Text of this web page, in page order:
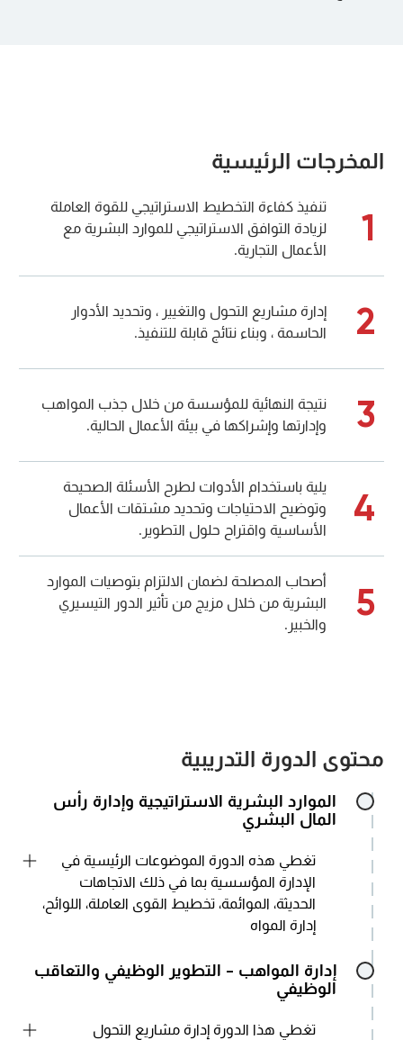
المخرجات الرئيسية
1
تنفيذ كفاءة التخطيط الاستراتيجي للقوة العاملة
لزيادة التوافق الاستراتيجي للموارد البشرية مع
الأعمال التجارية.
2
إدارة مشاريع التحول والتغيير ، وتحديد الأدوار
الحاسمة ، وبناء نتائج قابلة للتنفيذ.
3
نتيجة النهائية للمؤسسة من خلال جذب المواهب
وإدارتها وإشراكها في بيئة الأعمال الحالية.
4
يلية باستخدام الأدوات لطرح الأسئلة الصحيحة
وتوضيح الاحتياجات وتحديد مشتقات الأعمال
الأساسية واقتراح حلول التطوير.
5
أصحاب المصلحة لضمان الالتزام بتوصيات الموارد
البشرية من خلال مزيج من تأثير الدور التيسيري
والخبير.
محتوى الدورة التدريبية
الموارد البشرية الاستراتيجية وإدارة رأس
المال البشري
تغطي هذه الدورة الموضوعات الرئيسية في
الإدارة المؤسسية بما في ذلك الاتجاهات
الحديثة، الموائمة، تخطيط القوى العاملة، اللوائح،
إدارة المواه
إدارة المواهب - التطوير الوظيفي والتعاقب
الوظيفي
تغطي هذا الدورة إدارة مشاريع التحول